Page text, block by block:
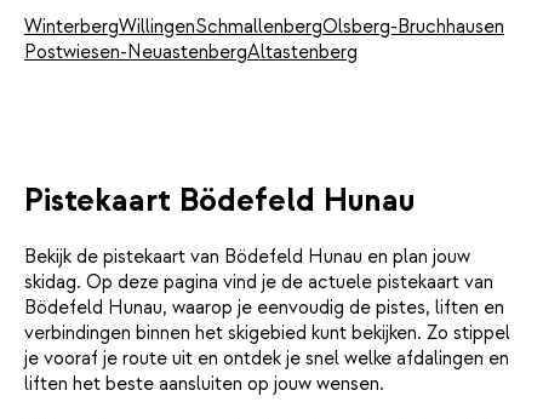
WinterbergWillingenSchmallenbergOlsberg-Bruchhausen
Postwiesen-NeuastenbergAltastenberg
Pistekaart Bödefeld Hunau
Bekijk de pistekaart van Bödefeld Hunau en plan jouw
skidag. Op deze pagina vind je de actuele pistekaart van
Bödefeld Hunau, waarop je eenvoudig de pistes, liften en
verbindingen binnen het skigebied kunt bekijken. Zo stippel
je vooraf je route uit en ontdek je snel welke afdalingen en
liften het beste aansluiten op jouw wensen.